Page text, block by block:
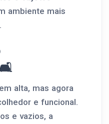
ambiente mais
🛋️
alta, mas agora
e funcional.
e vazios, a